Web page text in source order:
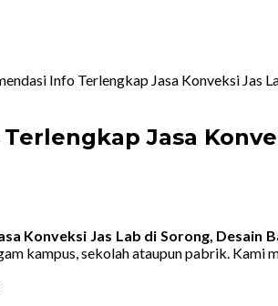
Info Terlengkap Jasa Konveksi Jas
Jasa
Konveksi Jas Lab di Sorong, Desain
kampus, sekolah ataupun pabrik. Kami